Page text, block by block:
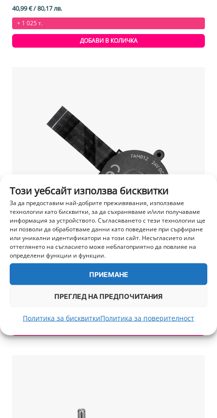
Този уебсайт използва бисквитки
За да предоставим най-добрите преживявания, използваме
технологии като бисквитки, за да съхраняваме и/или получаваме
информация за устройството. Съгласяването с тези технологии ще
ни позволи да обработваме данни като поведение при сърфиране
или уникални идентификатори на този сайт. Несъгласието или
оттеглянето на съгласието може неблагоприятно да повлияе на
определени функции и функции.
ПРИЕМАНЕ
ПРЕГЛЕД НА ПРЕДПОЧИТАНИЯ
Политика за бисквиткиПолитика за поверителност
40,99€/ 80,17 лв.
+ 1 025 т.
ДОБАВИ В КОЛИЧКА
3513 Extruder Servo Motor – H2D/ H2D Pro/ H2C –
Bambu Lab
/ 131,04 лв.